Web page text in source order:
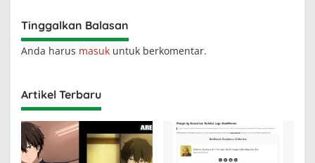
Tinggalkan Balasan
Anda harus masuk untuk berkomentar.
Artikel Terbaru